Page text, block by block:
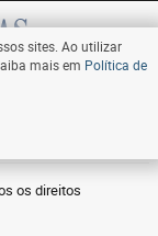
os direitos
sites. Ao utilizar
mais em Política de